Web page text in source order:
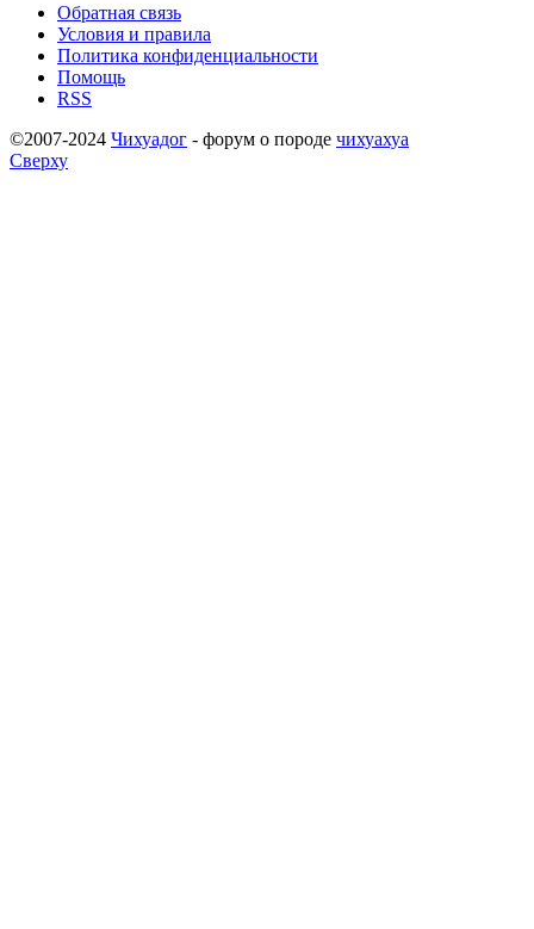
Обратная связь
Условия и правила
Политика конфиденциальности
Помощь
RSS
©2007-2024 Чихуадог - форум о породе чихуахуа
Сверху